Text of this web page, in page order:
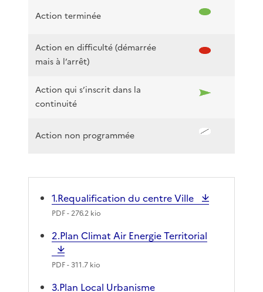
Action terminée
Action en difficulté (démarrée
mais à l’arrêt)
Action qui s’inscrit dans la
continuité
Action non programmée
1.Requalification du centre Ville
PDF- 276.2 kio
2.Plan Climat Air Energie Territorial
PDF- 311.7 kio
3.Plan Local Urbanisme